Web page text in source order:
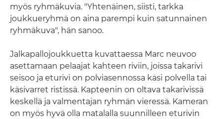
myös ryhmäkuvia. "Yhtenäinen, siisti, tarkka
joukkueryhmä on aina parempi kuin satunnainen
ryhmäkuva", hän sanoo.
Jalkapallojoukkuetta kuvattaessa Marc neuvoo
asettamaan pelaajat kahteen riviin, joissa takarivi
seisoo ja eturivi on polviasennossa käsi polvella tai
käsivarret ristissä. Kapteenin on oltava takarivissä
keskellä ja valmentajan ryhmän vieressä. Kameran
on myös hyvä olla matalalla suunnilleen eturivin